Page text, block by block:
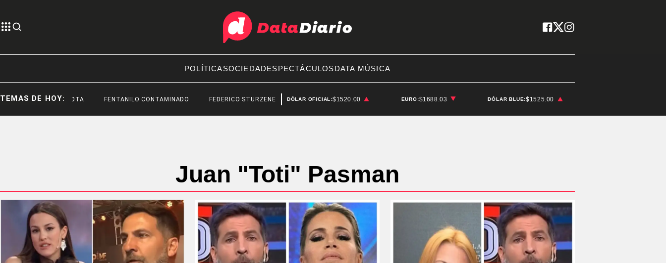
POLÍTICASOCIEDADESPECTÁCULOSDATA MÚSICA
TEMAS DE HOY:
TOYOTA FENTANILO CONTAMINADO FEDERICO STURZENEGGER DÓLAR OFICIAL:$1520.00 EURO:$1688.03 DÓLAR BLUE:$1525.00
Juan "Toti" Pasman